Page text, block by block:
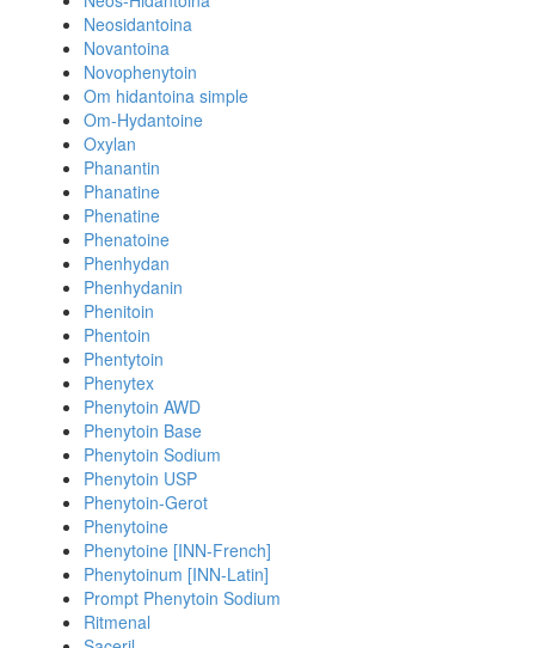
Neosidantoina
Novantoina
Novophenytoin
Om hidantoina simple
Om-Hydantoine
Oxylan
Phanantin
Phanatine
Phenatine
Phenatoine
Phenhydan
Phenhydanin
Phenitoin
Phentoin
Phentytoin
Phenytex
Phenytoin AWD
Phenytoin Base
Phenytoin Sodium
Phenytoin USP
Phenytoin-Gerot
Phenytoine
Phenytoine [INN-French]
Phenytoinum [INN-Latin]
Prompt Phenytoin Sodium
Ritmenal